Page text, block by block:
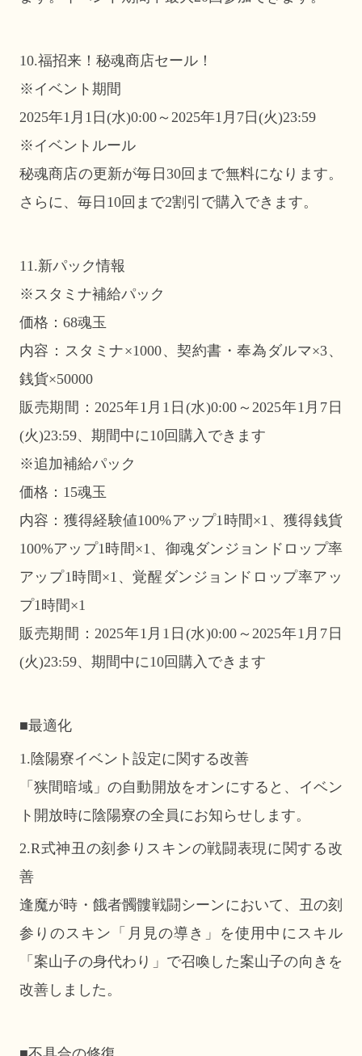
10.福招来！秘魂商店セール！
※イベント期間
2025年1月1日(水)0:00～2025年1月7日(火)23:59
※イベントルール
秘魂商店の更新が毎日30回まで無料になります。
さらに、毎日10回まで2割引で購入できます。
11.新パック情報
※スタミナ補給パック
価格：68魂玉
内容：スタミナ×1000、契約書・奉為ダルマ×3、
銭貨×50000
販売期間：2025年1月1日(水)0:00～2025年1月7日
(火)23:59、期間中に10回購入できます
※追加補給パック
価格：15魂玉
内容：獲得経験値100%アップ1時間×1、獲得銭貨
100%アップ1時間×1、御魂ダンジョンドロップ率
アップ1時間×1、覚醒ダンジョンドロップ率アッ
プ1時間×1
販売期間：2025年1月1日(水)0:00～2025年1月7日
(火)23:59、期間中に10回購入できます
■最適化
1.陰陽寮イベント設定に関する改善
「狭間暗域」の自動開放をオンにすると、イベン
ト開放時に陰陽寮の全員にお知らせします。
2.R式神丑の刻参りスキンの戦闘表現に関する改
善
逢魔が時・餓者髑髏戦闘シーンにおいて、丑の刻
参りのスキン「月見の導き」を使用中にスキル
「案山子の身代わり」で召喚した案山子の向きを
改善しました。